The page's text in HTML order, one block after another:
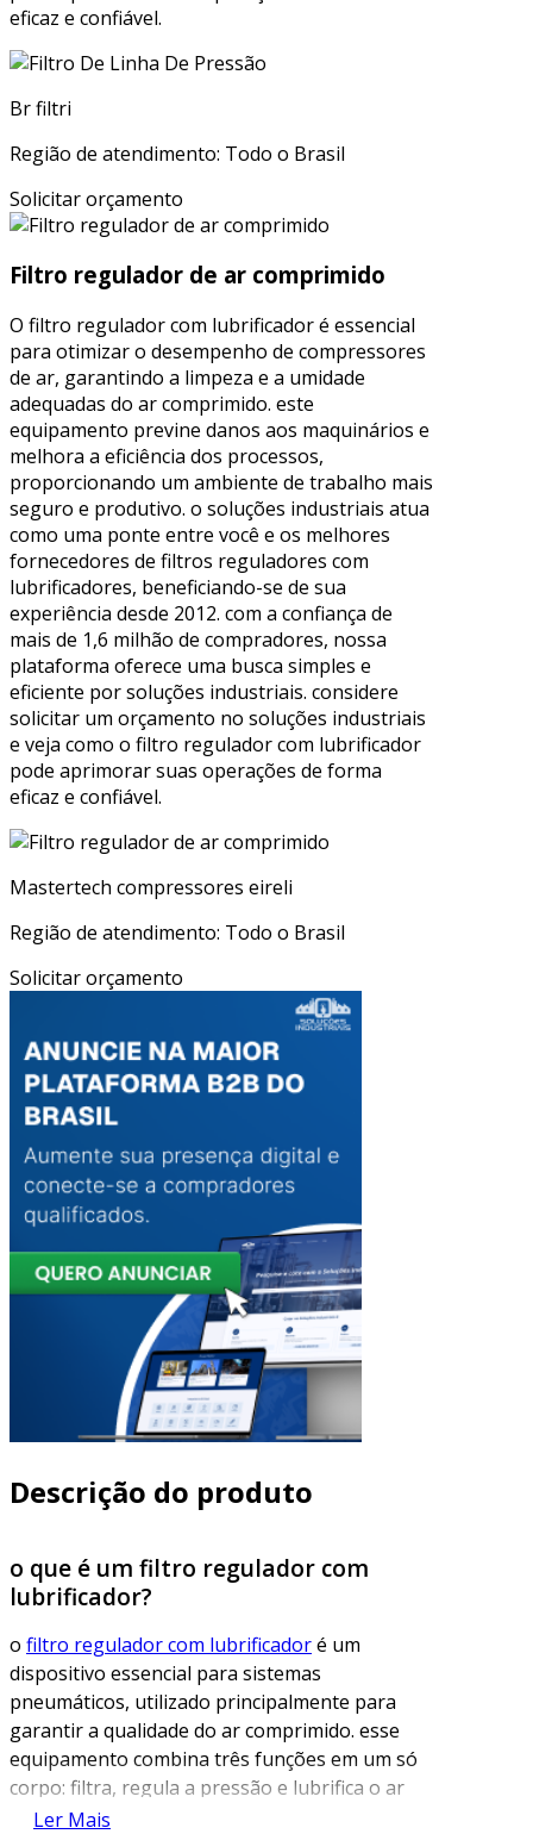
eficaz e confiável.
Br filtri
Região de atendimento: Todo o Brasil
Solicitar orçamento
Filtro regulador de ar comprimido
O filtro regulador com lubrificador é essencial
para otimizar o desempenho de compressores
de ar, garantindo a limpeza e a umidade
adequadas do ar comprimido. este
equipamento previne danos aos maquinários e
melhora a eficiência dos processos,
proporcionando um ambiente de trabalho mais
seguro e produtivo. o soluções industriais atua
como uma ponte entre você e os melhores
fornecedores de filtros reguladores com
lubrificadores, beneficiando-se de sua
experiência desde 2012. com a confiança de
mais de 1,6 milhão de compradores, nossa
plataforma oferece uma busca simples e
eficiente por soluções industriais. considere
solicitar um orçamento no soluções industriais
e veja como o filtro regulador com lubrificador
pode aprimorar suas operações de forma
eficaz e confiável.
Mastertech compressores eireli
Região de atendimento: Todo o Brasil
Solicitar orçamento
Descrição do produto
o que é um filtro regulador com
lubrificador?
o filtro regulador com lubrificadoré um
dispositivo essencial para sistemas
pneumáticos, utilizado principalmente para
garantir a qualidade do ar comprimido. esse
equipamento combina três funções em um só
corpo: filtra, regula a pressão e lubrifica o ar
que circula nos equipamentos pneumáticos.
Ler Mais